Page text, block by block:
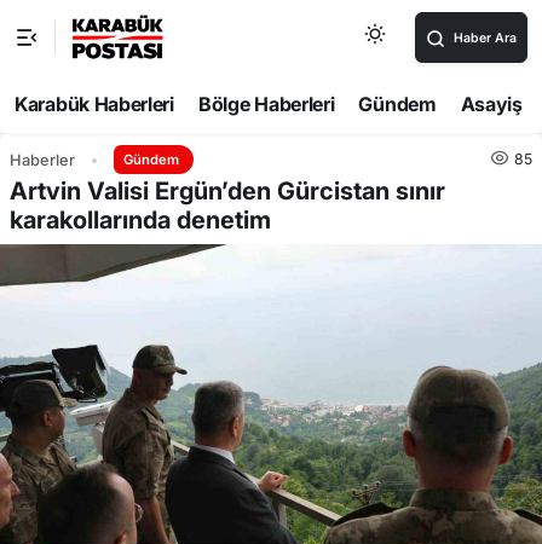
Haber Ara
Karabük Haberleri Bölge Haberleri Gündem Asayiş
Haberler Gündem 85
Artvin Valisi Ergün’den Gürcistan sınır
karakollarında denetim